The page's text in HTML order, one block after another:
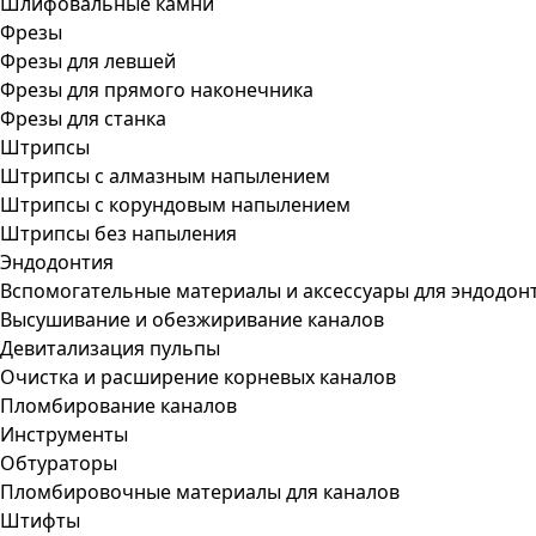
Фрезы
Фрезы для левшей
Фрезы для прямого наконечника
Фрезы для станка
Штрипсы
Штрипсы c алмазным напылением
Штрипсы c корундовым напылением
Штрипсы без напыления
Эндодонтия
Вспомогательные материалы и аксессуары для
Высушивание и обезжиривание каналов
Девитализация пульпы
Очистка и расширение корневых каналов
Пломбирование каналов
Инструменты
Обтураторы
Пломбировочные материалы для каналов
Штифты